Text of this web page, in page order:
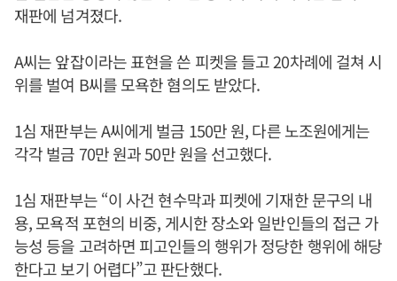
재판에 넘겨졌다.
A씨는 앞잡이라는 표현을 쓴 피켓을 들고 20차례에 걸쳐 시
위를 벌여 B씨를 모욕한 혐의도 받았다.
1심 재판부는 A씨에게 벌금 150만 원, 다른 노조원에게는
각각 벌금 70만 원과 50만 원을 선고했다.
1심 재판부는 “이 사건 현수막과 피켓에 기재한 문구의 내
용, 모욕적 포현의 비중, 게시한 장소와 일반인들의 접근 가
능성 등을 고려하면 피고인들의 행위가 정당한 행위에 해당
한다고 보기 어렵다”고 판단했다.